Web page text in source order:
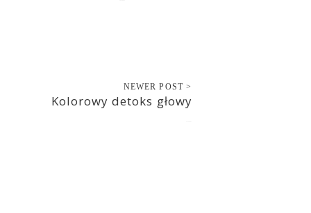
NEWER POST >
Kolorowy detoks głowy